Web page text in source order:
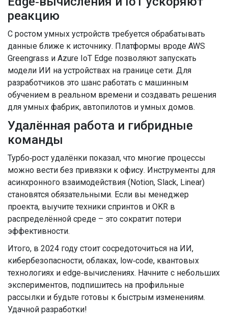
реакцию
С ростом умных устройств требуется обрабатывать
данные ближе к источнику. Платформы вроде AWS
Greengrass и Azure IoT Edge позволяют запускать
модели ИИ на устройствах на границе сети. Для
разработчиков это шанс работать с машинным
обучением в реальном времени и создавать решения
для умных фабрик, автопилотов и умных домов.
Удалённая работа и гибридные
команды
Турбо‑рост удалёнки показал, что многие процессы
можно вести без привязки к офису. Инструменты для
асинхронного взаимодействия (Notion, Slack, Linear)
становятся обязательными. Если вы менеджер
проекта, выучите техники спринтов и OKR в
распределённой среде – это сократит потери
эффективности.
Итого, в 2024 году стоит сосредоточиться на ИИ,
кибербезопасности, облаках, low‑code, квантовых
технологиях и edge‑вычислениях. Начните с небольших
экспериментов, подпишитесь на профильные
рассылки и будьте готовы к быстрым изменениям.
Удачной разработки!